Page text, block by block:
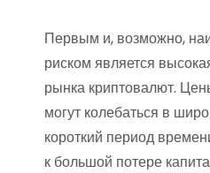
Первым и, возможно,
риском является
рынка криптовалют.
могут колебаться в
короткий период
к большой потере